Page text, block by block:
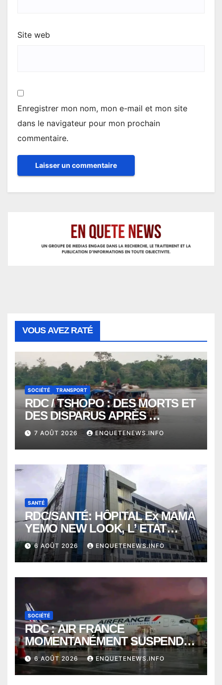
Site web
Enregistrer mon nom, mon e-mail et mon site
dans le navigateur pour mon prochain
commentaire.
VOUS AVEZ RATÉ
SOCIÉTÉ TRANSPORT
RDC / TSHOPO : DES MORTS ET
DES DISPARUS APRÈS
NAUFRAGE D’UNE BALEINIERE
À QUELQUES KILOMÈTRES DE
KISANGANI
7 AOÛT 2026 ENQUETENEWS.INFO
SANTÉ
RDC/SANTÉ: HÔPITAL Ex MAMA
YEMO NEW LOOK, L’ ETAT
PERD LE CONTROLE
6 AOÛT 2026 ENQUETENEWS.INFO
SOCIÉTÉ
RDC : AIR FRANCE
MOMENTANÉMENT SUSPENDU
ENTRE KINSHASA ET PARIS ?
6 AOÛT 2026 ENQUETENEWS.INFO